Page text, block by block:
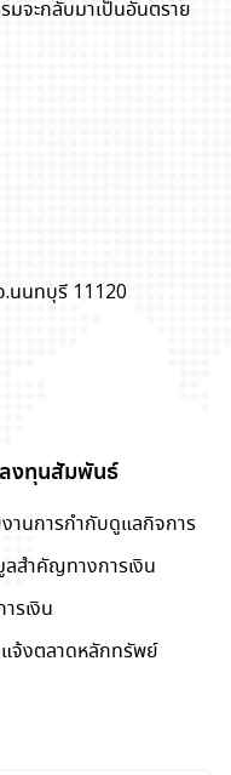
จะกลับมาเป็นอันตราย
.นนทบุรี 11120
งทุนสัมพันธ์
านการกำกับดูแลกิจการ
ลสำคัญทางการเงิน
รเงิน
แจ้งตลาดหลักทรัพย์